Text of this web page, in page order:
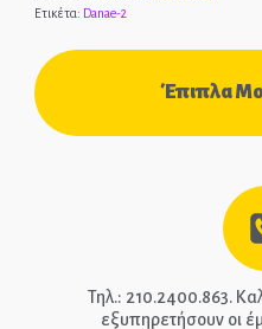
ΑΡΧΙΚΉ
Ετικέτα: Danae-2
Έπιπλα
Τηλ.: 210.2400.863.
εξυπηρετήσουν οι